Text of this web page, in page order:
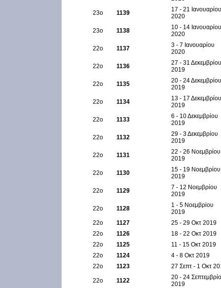
23ο 1139
17 - 21 Ιανουαρίου
2020
23ο 1138
10 - 14 Ιανουαρίου
2020
22ο 1137
3 - 7 Ιανουαρίου
2020
22ο 1136
27 - 31 Δεκεμβρίου
2019
22ο 1135
20 - 24 Δεκεμβρίου
2019
22ο 1134
13 - 17 Δεκεμβρίου
2019
22ο 1133
6 - 10 Δεκεμβρίου
2019
22ο 1132
29 - 3 Δεκεμβρίου
2019
22ο 1131
22 - 26 Νοεμβρίου
2019
22ο 1130
15 - 19 Νοεμβρίου
2019
22ο 1129
7 - 12 Νοεμβρίου
2019
22ο 1128
1 - 5 Νοεμβρίου
2019
22ο
1127
25 - 29 Οκτ 2019
22ο
1126
18 - 22 Οκτ 2019
22ο
1125
11 - 15 Οκτ 2019
22ο
1124
4 - 8 Οκτ 2019
22ο
1123 27 Σεπτ - 1 Οκτ
22ο 1122
20 - 24
2019